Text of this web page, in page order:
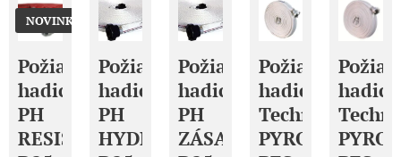
Požiarna
hadica
PH
RESIST
NOVINKA
Požiarna
hadica
PH
HYDRANT
Požiarna
hadica
PH
ZÁSAH
Požiarna
hadica
Technolen
PYROTEX
hadica